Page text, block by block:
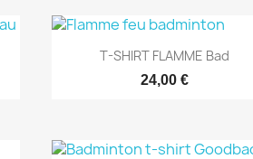
Aperçu rapide
T-SHIRT FLAMME Bad
24,00 €